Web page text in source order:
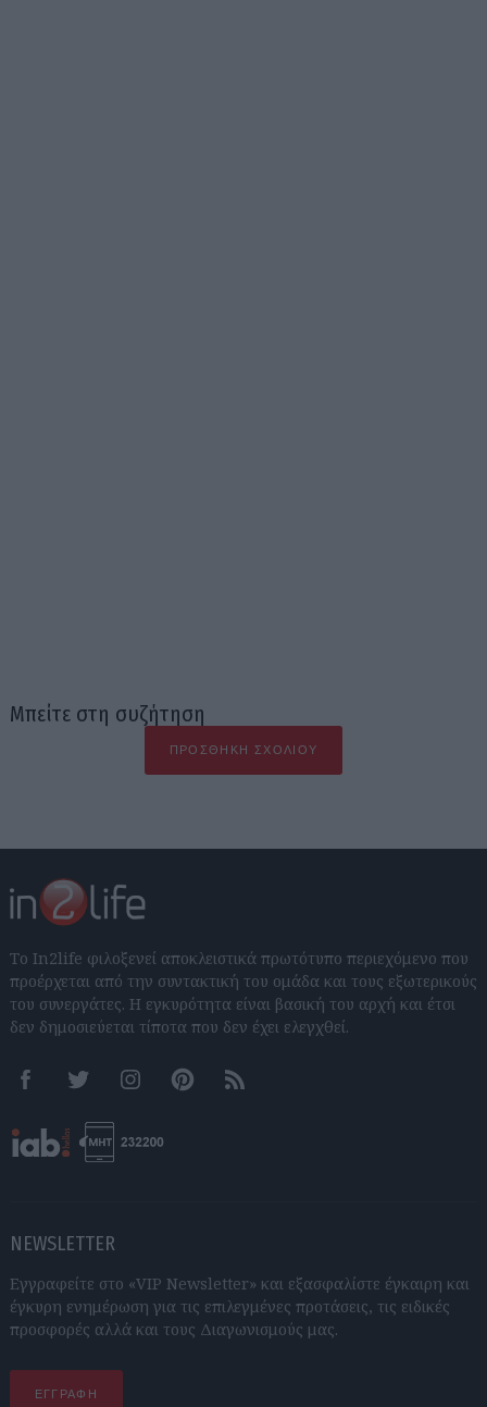
Μπείτε στη συζήτηση
ΠΡΟΣΘΉΚΗ ΣΧΟΛΊΟΥ
Το In2life φιλοξενεί αποκλειστικά πρωτότυπο περιεχόμενο που
προέρχεται από την συντακτική του ομάδα και τους εξωτερικούς
του συνεργάτες. Η εγκυρότητα είναι βασική του αρχή και έτσι
δεν δημοσιεύεται τίποτα που δεν έχει ελεγχθεί.
FacebookTwitter InstagramPinterestRSS feeds
NEWSLETTER
Εγγραφείτε στο «VIP Newsletter» και εξασφαλίστε έγκαιρη και
έγκυρη ενημέρωση για τις επιλεγμένες προτάσεις, τις ειδικές
προσφορές αλλά και τους Διαγωνισμούς μας.
ΕΓΓΡΑΦΗ